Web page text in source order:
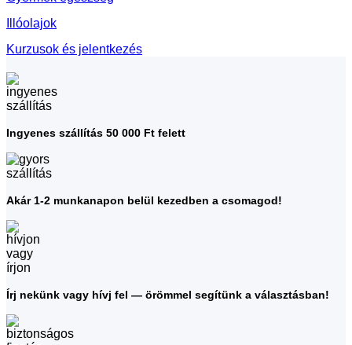
Illóolajok
Kurzusok és jelentkezés
Ingyenes szállítás 50 000 Ft felett
Akár 1-2 munkanapon belül kezedben a csomagod!
Írj nekünk vagy hívj fel — örömmel segítünk a választásban!